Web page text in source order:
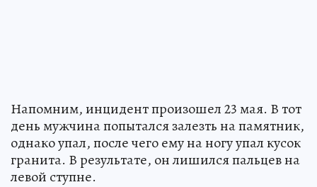
Напомним, инцидент произошел 23 мая. В тот
день мужчина попытался залезть на памятник,
однако упал, после чего ему на ногу упал кусок
гранита. В результате, он лишился пальцев на
левой ступне.